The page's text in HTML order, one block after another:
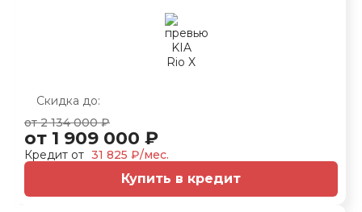
Скидка до:
от 2 134 000 ₽
от 1 909 000 ₽
Кредит от 31 825 ₽/мес.
Купить в кредит